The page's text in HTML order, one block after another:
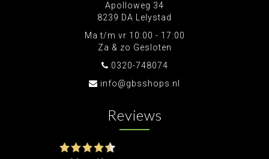
Apolloweg 34
8239 DA Lelystad
Ma t/m vr 10:00 - 17:00
Za & zo Gesloten
0320-748074
info@gbsshops.nl
Reviews